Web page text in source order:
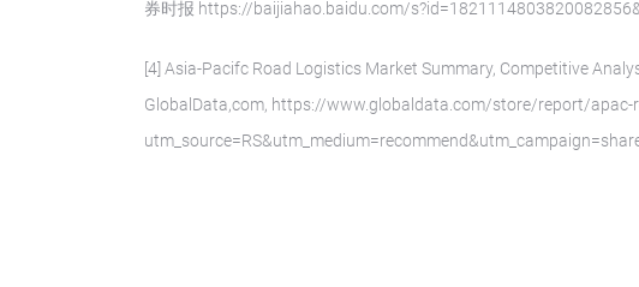
券时报 https://baijiahao.baidu.com/
[4] Asia-Pacifc Road Logistics Market Summary, Competitive
GlobalData,com, https://www.globaldata.com/store/report/apac-